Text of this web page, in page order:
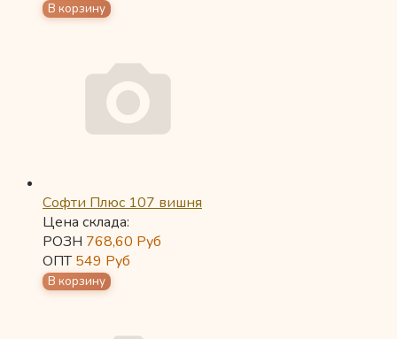
Софти Плюс 107 вишня
Цена склада:
РОЗН 768,60 Руб
ОПТ549 Руб